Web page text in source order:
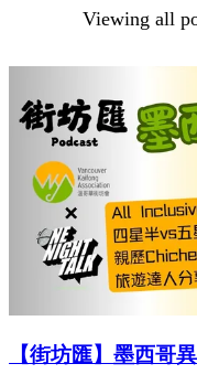
Viewing all
【街坊匯】墨西哥